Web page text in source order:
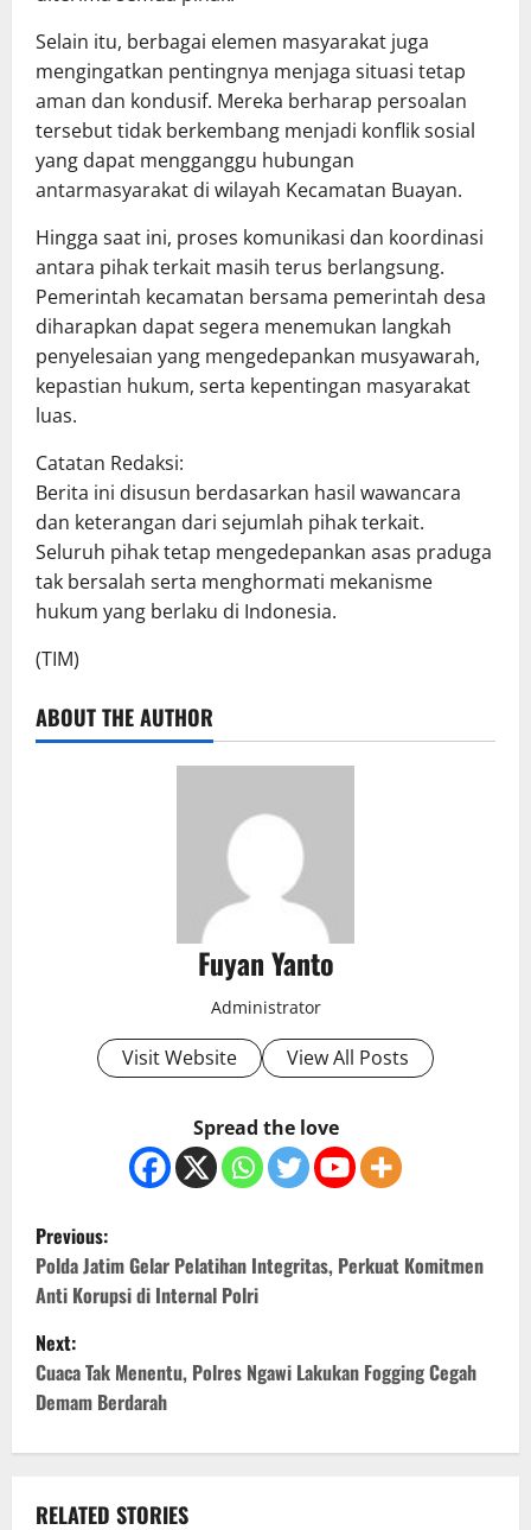
Selain itu, berbagai elemen masyarakat juga
mengingatkan pentingnya menjaga situasi tetap
aman dan kondusif. Mereka berharap persoalan
tersebut tidak berkembang menjadi konflik sosial
yang dapat mengganggu hubungan
antarmasyarakat di wilayah Kecamatan Buayan.
Hingga saat ini, proses komunikasi dan koordinasi
antara pihak terkait masih terus berlangsung.
Pemerintah kecamatan bersama pemerintah desa
diharapkan dapat segera menemukan langkah
penyelesaian yang mengedepankan musyawarah,
kepastian hukum, serta kepentingan masyarakat
luas.
Catatan Redaksi:
Berita ini disusun berdasarkan hasil wawancara
dan keterangan dari sejumlah pihak terkait.
Seluruh pihak tetap mengedepankan asas praduga
tak bersalah serta menghormati mekanisme
hukum yang berlaku di Indonesia.
(TIM)
ABOUT THE AUTHOR
Fuyan Yanto
Administrator
Visit Website View All Posts
Spread the love
P
o
s
t
n
Previous:
Polda Jatim Gelar Pelatihan Integritas, Perkuat Komitmen
Anti Korupsi di Internal Polri
Next:
Cuaca Tak Menentu, Polres Ngawi Lakukan Fogging Cegah
Demam Berdarah
RELATED STORIES